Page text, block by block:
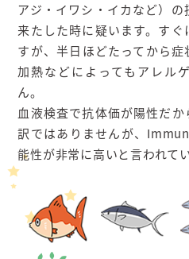
アジ・イワシ・イカなど）
来たした時に疑います。す
すが、半日ほどたってから症
加熱などによってもアレル
ん。
血液検査で抗体価が陽性だ
訳ではありませんが、
能性が非常に高いと言われてい